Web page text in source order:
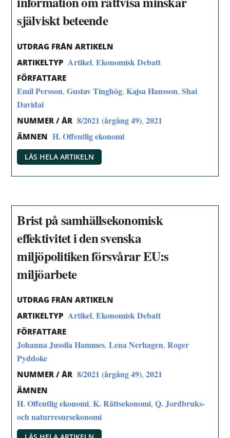
själviskt beteende
UTDRAG FRÅN ARTIKELN
ARTIKELTYP Artikel,Ekonomisk Debatt
FÖRFATTARE
Emil Persson,Gustav Tinghög,Kajsa Hansson,Shai
Davidai
NUMMER / ÅR 8/2021 (årgång 49),2021
ÄMNEN H. Offentlig ekonomi
LÄS HELA ARTIKELN
Brist på samhällsekonomisk
effektivitet i den svenska
miljöpolitiken försvårar EU:s
miljöarbete
UTDRAG FRÅN ARTIKELN
ARTIKELTYP Artikel,Ekonomisk Debatt
FÖRFATTARE
Johanna Jussila Hammes,Lena Nerhagen,Roger
Pyddoke
NUMMER / ÅR 8/2021 (årgång 49),2021
ÄMNEN
H. Offentlig ekonomi,K. Rättsekonomi,Q. Jordbruks-
och naturresursekonomi